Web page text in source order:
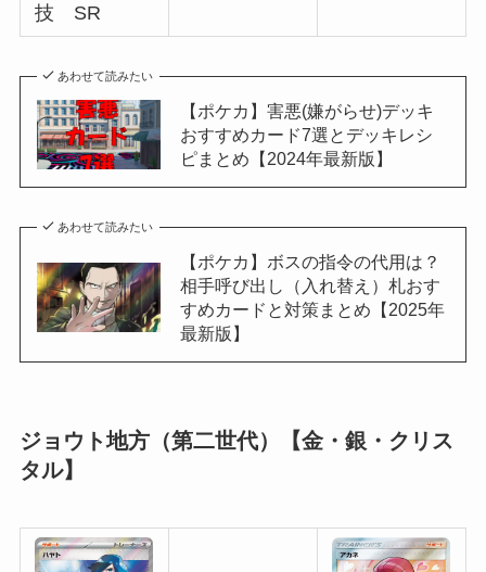
技 SR
あわせて読みたい
【ポケカ】害悪(嫌がらせ)デッキ
おすすめカード7選とデッキレシ
ピまとめ【2024年最新版】
あわせて読みたい
【ポケカ】ボスの指令の代用は？
相手呼び出し（入れ替え）札おす
すめカードと対策まとめ【2025年
最新版】
ジョウト地方（第二世代）【金・銀・クリス
タル】